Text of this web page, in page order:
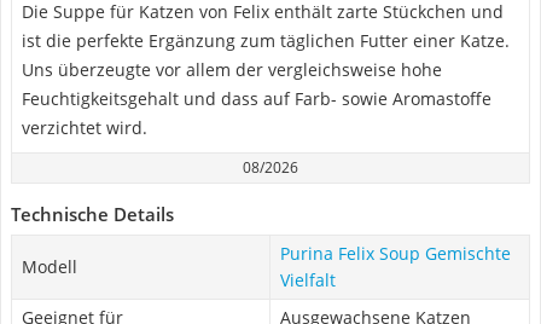
Die Suppe für Katzen von Felix enthält zarte Stückchen und
ist die perfekte Ergänzung zum täglichen Futter einer Katze.
Uns überzeugte vor allem der vergleichsweise hohe
Feuchtigkeitsgehalt und dass auf Farb- sowie Aromastoffe
verzichtet wird.
08/2026
Technische Details
Modell
Purina Felix Soup Gemischte
Vielfalt
Geeignet für
Ausgewachsene Katzen